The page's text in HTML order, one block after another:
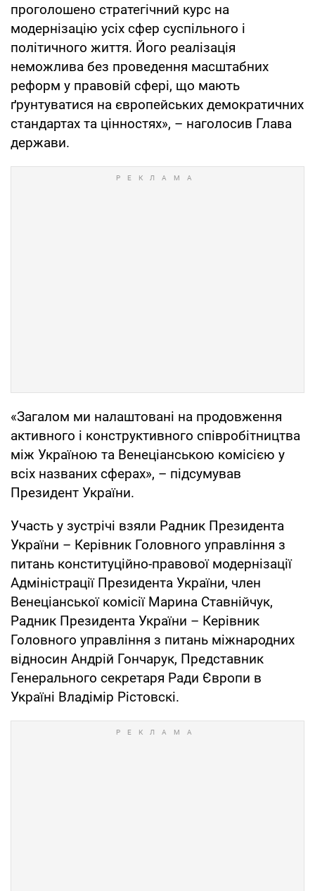
проголошено стратегічний курс на
модернізацію усіх сфер суспільного і
політичного життя. Його реалізація
неможлива без проведення масштабних
реформ у правовій сфері, що мають
ґрунтуватися на європейських демократичних
стандартах та цінностях», – наголосив Глава
держави.
«Загалом ми налаштовані на продовження
активного і конструктивного співробітництва
між Україною та Венеціанською комісією у
всіх названих сферах», – підсумував
Президент України.
Участь у зустрічі взяли Радник Президента
України – Керівник Головного управління з
питань конституційно-правової модернізації
Адміністрації Президента України, член
Венеціанської комісії Марина Ставнійчук,
Радник Президента України – Керівник
Головного управління з питань міжнародних
відносин Андрій Гончарук, Представник
Генерального секретаря Ради Європи в
Україні Владімір Рістовскі.